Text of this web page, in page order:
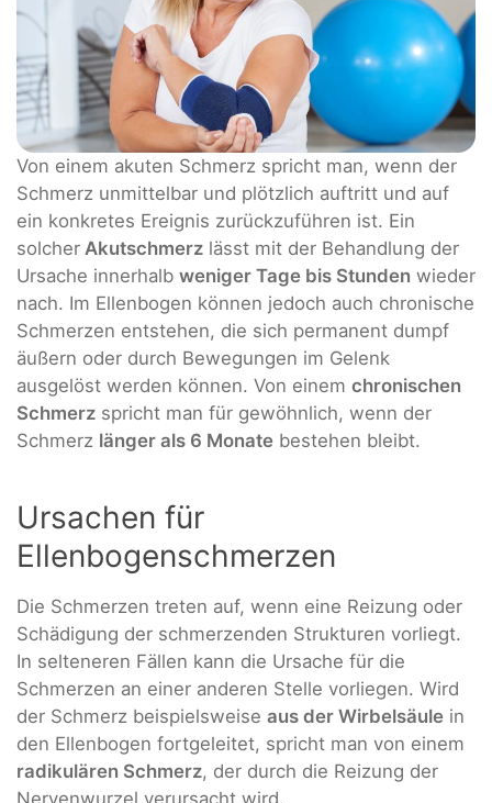
Von einem akuten Schmerz spricht man, wenn der
Schmerz unmittelbar und plötzlich auftritt und auf
ein konkretes Ereignis zurückzuführen ist. Ein
solcher Akutschmerz lässt mit der Behandlung der
Ursache innerhalb weniger Tage bis Stunden wieder
nach. Im Ellenbogen können jedoch auch chronische
Schmerzen entstehen, die sich permanent dumpf
äußern oder durch Bewegungen im Gelenk
ausgelöst werden können. Von einem chronischen
Schmerz spricht man für gewöhnlich, wenn der
Schmerz länger als 6 Monate bestehen bleibt.
Ursachen für
Ellenbogenschmerzen
Die Schmerzen treten auf, wenn eine Reizung oder
Schädigung der schmerzenden Strukturen vorliegt.
In selteneren Fällen kann die Ursache für die
Schmerzen an einer anderen Stelle vorliegen. Wird
der Schmerz beispielsweise aus der Wirbelsäule in
den Ellenbogen fortgeleitet, spricht man von einem
radikulären Schmerz, der durch die Reizung der